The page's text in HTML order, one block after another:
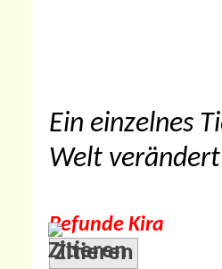
Ein einzelnes
Welt
Befunde Kira
Zitieren